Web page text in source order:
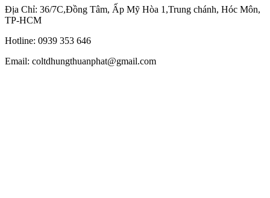
Địa Chỉ: 36/7C,Đồng Tâm, Ấp Mỹ Hòa 1,Trung chánh, Hóc Môn,
TP-HCM
Hotline: 0939 353 646
Email: coltdhungthuanphat@gmail.com